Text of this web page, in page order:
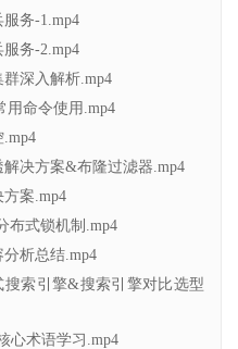
服务-1.mp4
服务-2.mp4
群深入解析.mp4
用命令使用.mp4
.mp4
解决方案&布隆过滤器.mp4
方案.mp4
布式锁机制.mp4
分析总结.mp4
搜索引擎&搜索引擎对比选型
心术语学习.mp4